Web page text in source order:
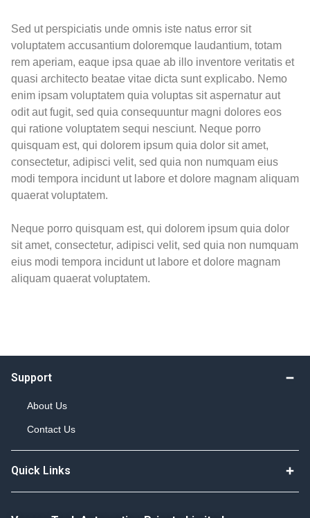
Sed ut perspiciatis unde omnis iste natus error sit
voluptatem accusantium doloremque laudantium, totam
rem aperiam, eaque ipsa quae ab illo inventore veritatis et
quasi architecto beatae vitae dicta sunt explicabo. Nemo
enim ipsam voluptatem quia voluptas sit aspernatur aut
odit aut fugit, sed quia consequuntur magni dolores eos
qui ratione voluptatem sequi nesciunt. Neque porro
quisquam est, qui dolorem ipsum quia dolor sit amet,
consectetur, adipisci velit, sed quia non numquam eius
modi tempora incidunt ut labore et dolore magnam aliquam
quaerat voluptatem.
Neque porro quisquam est, qui dolorem ipsum quia dolor
sit amet, consectetur, adipisci velit, sed quia non numquam
eius modi tempora incidunt ut labore et dolore magnam
aliquam quaerat voluptatem.
Support
About Us
Contact Us
Quick Links